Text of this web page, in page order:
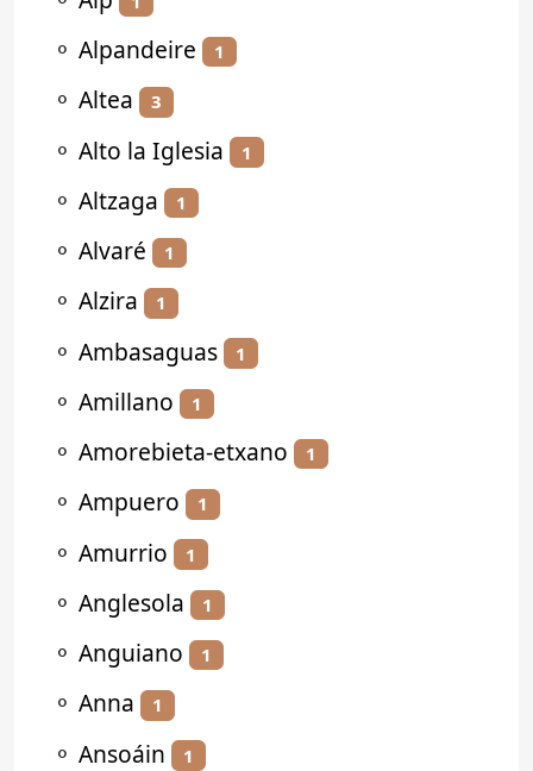
⚬ Alpandeire 1
⚬ Altea 3
⚬ Alto la Iglesia 1
⚬ Altzaga 1
⚬ Alvaré 1
⚬ Alzira 1
⚬ Ambasaguas 1
⚬ Amillano 1
⚬ Amorebieta-etxano 1
⚬ Ampuero 1
⚬ Amurrio 1
⚬ Anglesola 1
⚬ Anguiano 1
⚬ Anna 1
⚬ Ansoáin 1